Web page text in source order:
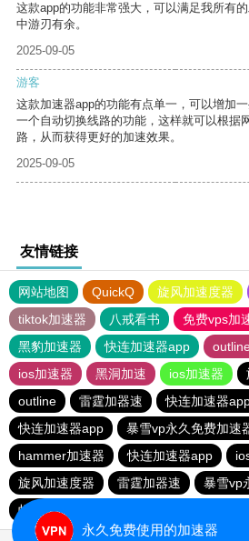
这款app的功能非常强大，可以满足我所有
中游刃有余。
2025-09-05
游客
这款加速器app的功能有点单一，可以增加
一个自动切换线路的功能，这样就可以根据
路，从而获得更好的加速效果。
2025-09-05
友情链接
网站地图 QuickQ 旋风加速度器
tiktok加速器
八戒看书
免费vps加
黑豹加速器
快连加速器app
ios加速器
黑洞加速 ios加速器
outline
雷霆加器速 快连加速器
快连加速器app
暴雪vp永久免费加速
hammer加速器
快连加速器app
旋风加速度器
雷霆加器速
暴雪vp
蚂蚁加速npv下载官网ios
永久免费使用的加速器